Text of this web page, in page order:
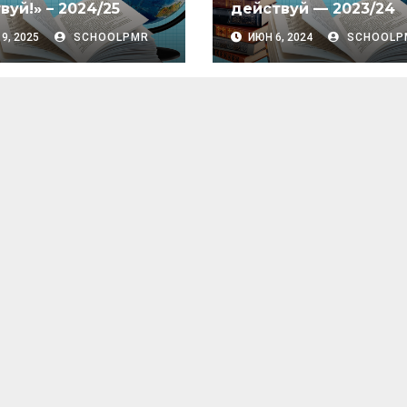
– 2024/25
2025 SCHOOLPMR
действуй — 2023/24
ИЮН 6, 2024